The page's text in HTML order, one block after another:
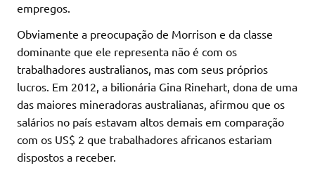
empregos.
Obviamente a preocupação de Morrison e da classe
dominante que ele representa não é com os
trabalhadores australianos, mas com seus próprios
lucros. Em 2012, a bilionária Gina Rinehart, dona de uma
das maiores mineradoras australianas, afirmou que os
salários no país estavam altos demais em comparação
com os US$ 2 que trabalhadores africanos estariam
dispostos a receber.